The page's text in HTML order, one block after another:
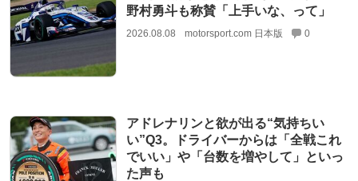
野村勇斗も称賛「上手いな、って」
2026.08.08 motorsport.com 日本版 0
アドレナリンと欲が出る“気持ちい
い”Q3。ドライバーからは「全戦これ
でいい」や「台数を増やして」といっ
た声も